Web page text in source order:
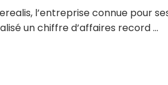
l’entreprise connue pour
un chiffre d’affaires record ...